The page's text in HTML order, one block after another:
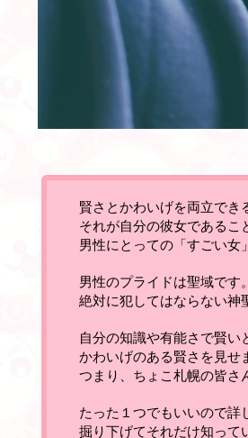
賢さとかわいげを両立でき
それが自分の彼女であるこ
男性にとっての「すごい女
男性のプライドは聖域です。
絶対に犯してはならない神
自分の知識や有能さで賢い
かわいげのある賢さを見せ
つまり、ちょこ札幌の皆さ
たった１つでもいいので詳
掘り下げてそれだけ知って